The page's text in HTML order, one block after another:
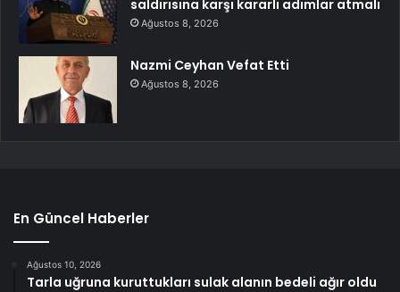
saldırısına karşı kararlı adımlar atmalı
Ağustos 8, 2026
Nazmi Ceyhan Vefat Etti
Ağustos 8, 2026
En Güncel Haberler
Ağustos 10, 2026
Tarla uğruna kuruttukları sulak alanın bedeli ağır oldu